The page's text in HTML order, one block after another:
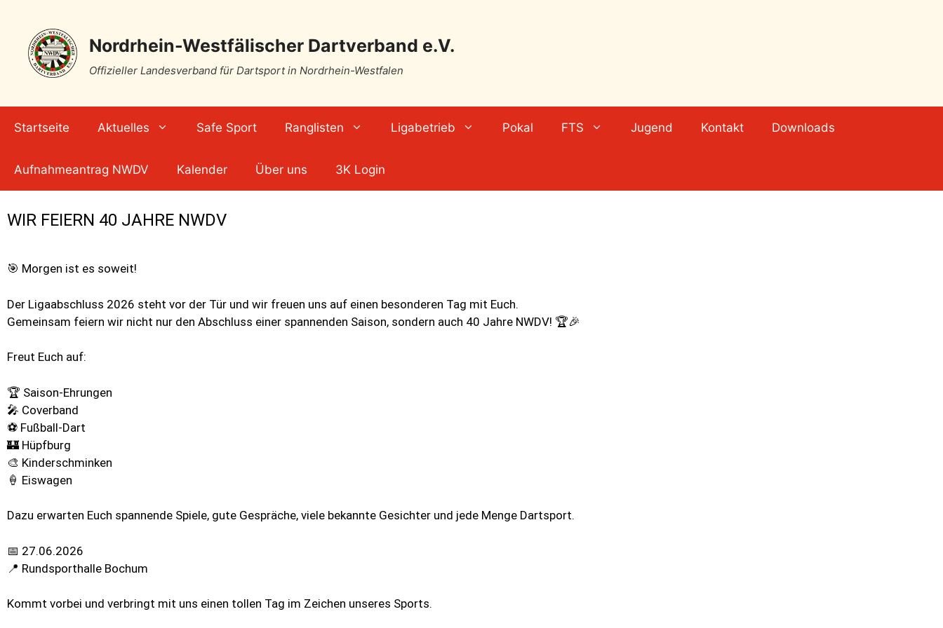
Nordrhein-Westfälischer Dartverband e.V.
Offizieller Landesverband für Dartsport in Nordrhein-Westfalen
Startseite Aktuelles Safe Sport Ranglisten Ligabetrieb Pokal FTS Jugend Kontakt Downloads
Aufnahmeantrag NWDV Kalender Über uns 3K Login
WIR FEIERN 40 JAHRE NWDV
🎯 Morgen ist es soweit!
Der Ligaabschluss 2026 steht vor der Tür und wir freuen uns auf einen besonderen Tag mit Euch.
Gemeinsam feiern wir nicht nur den Abschluss einer spannenden Saison, sondern auch 40 Jahre NWDV! 🏆🎉
Freut Euch auf:
🏆 Saison-Ehrungen
🎤 Coverband
⚽ Fußball-Dart
🏰 Hüpfburg
🎨 Kinderschminken
🍦 Eiswagen
Dazu erwarten Euch spannende Spiele, gute Gespräche, viele bekannte Gesichter und jede Menge Dartsport.
📅 27.06.2026
📍 Rundsporthalle Bochum
Kommt vorbei und verbringt mit uns einen tollen Tag im Zeichen unseres Sports.